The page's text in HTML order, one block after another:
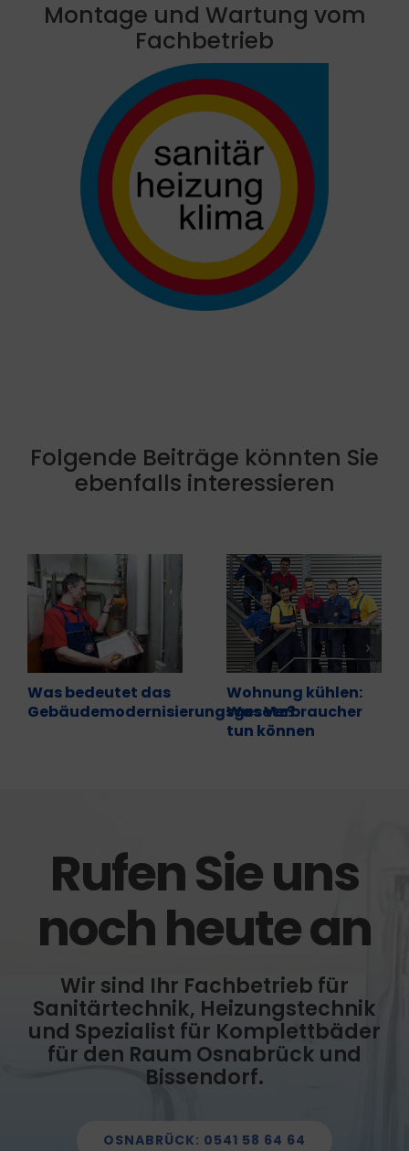
Montage und Wartung vom
Fachbetrieb
Folgende Beiträge könnten Sie
ebenfalls interessieren
Was bedeutet das
Gebäudemodernisierungsgesetz?
Wohnung kühlen:
Was Verbraucher
tun können
Rufen Sie uns
noch heute an
Wir sind Ihr Fachbetrieb für
Sanitärtechnik, Heizungstechnik
und Spezialist für Komplettbäder
für den Raum Osnabrück und
Bissendorf.
OSNABRÜCK: 0541 58 64 64